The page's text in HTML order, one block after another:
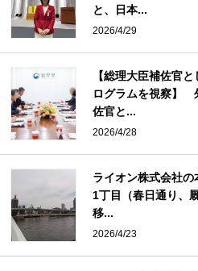
と、日本...
2026/4/29
【総理大臣補佐官
ログラムを視察】
佐官と...
2026/4/28
ライオン株式会社
1丁目（春日通り、
移...
2026/4/23